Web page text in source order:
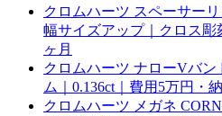
クロムハーツ スペーサー
幅サイズアップ｜クロス彫
ヶ月
クロムハーツ ナローVバ
ム｜0.136ct｜費用5万円・
クロムハーツ メガネ